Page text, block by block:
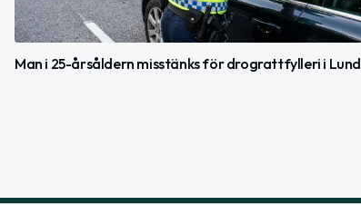
Man i 25-årsåldern misstänks för drograttfylleri i Lund